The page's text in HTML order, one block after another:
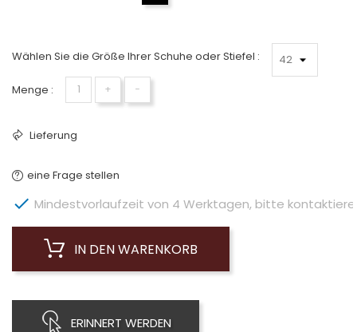
Wählen Sie die Größe Ihrer Schuhe oder Stiefel :
Menge : + −
Lieferung
eine Frage stellen
 Mindestvorlaufzeit von 4 Werktagen, bitte
IN DEN WARENKORB
ERINNERT WERDEN